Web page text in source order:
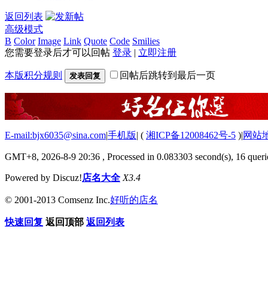
返回列表
高级模式
B Color Image Link Quote Code Smilies
您需要登录后才可以回帖 登录 | 立即注册
本版积分规则 发表回复 回帖后跳转到最后一页
E-mail:bjx6035@sina.com|手机版| ( 湘ICP备12008462号-5 )|网站
GMT+8, 2026-8-9 20:36 , Processed in 0.083303 second(s), 16
Powered by Discuz!店名大全 X3.4
© 2001-2013 Comsenz Inc.好听的店名
快速回复 返回顶部 返回列表